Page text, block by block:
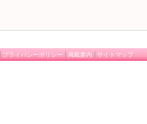
プライバシーポリシー 掲載案内 サイトマップ